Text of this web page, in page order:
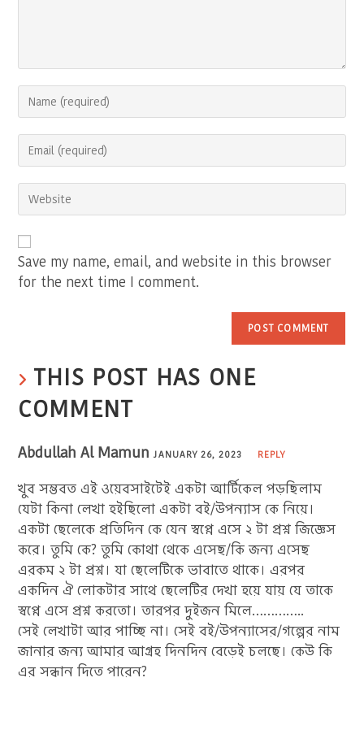
your
username
comment
your
address
your
(optional)
Save my name, email, and website in this browser
for the next time I comment.
THIS POST HAS ONE
COMMENT
Abdullah Al MamunJANUARY 26, 2023 REPLY
খুব সম্ভবত এই ওয়েবসাইটেই একটা আর্টিকেল পড়ছিলাম
যেটা কিনা লেখা হইছিলো একটা বই/উপন্যাস কে নিয়ে।
একটা ছেলেকে প্রতিদিন কে যেন স্বপ্নে এসে ২ টা প্রশ্ন জিজ্ঞেস
করে। তুমি কে? তুমি কোথা থেকে এসেছ/কি জন্য এসেছ
এরকম ২ টা প্রশ্ন। যা ছেলেটিকে ভাবাতে থাকে। এরপর
একদিন ঐ লোকটার সাথে ছেলেটির দেখা হয়ে যায় যে তাকে
স্বপ্নে এসে প্রশ্ন করতো। তারপর দুইজন মিলে…………..
সেই লেখাটা আর পাচ্ছি না। সেই বই/উপন্যাসের/গল্পের নাম
জানার জন্য আমার আগ্রহ দিনদিন বেড়েই চলছে। কেউ কি
এর সন্ধান দিতে পারেন?